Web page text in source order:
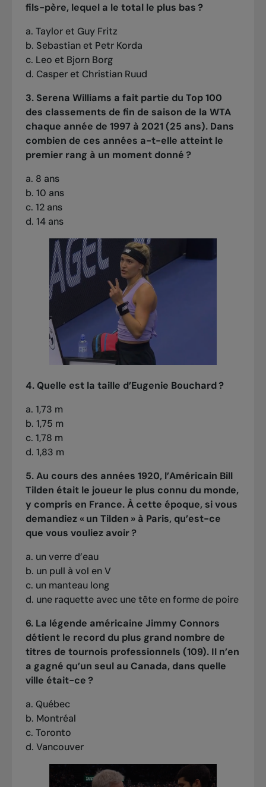
fils-père, lequel a le total le plus bas ?
a. Taylor et Guy Fritz
b. Sebastian et Petr Korda
c. Leo et Bjorn Borg
d. Casper et Christian Ruud
3. Serena Williams a fait partie du Top 100
des classements de fin de saison de la WTA
chaque année de 1997 à 2021 (25 ans). Dans
combien de ces années a-t-elle atteint le
premier rang à un moment donné ?
a. 8 ans
b. 10 ans
c. 12 ans
d. 14 ans
4. Quelle est la taille d’Eugenie Bouchard ?
a. 1,73 m
b. 1,75 m
c. 1,78 m
d. 1,83 m
5. Au cours des années 1920, l’Américain Bill
Tilden était le joueur le plus connu du monde,
y compris en France. À cette époque, si vous
demandiez « un Tilden » à Paris, qu’est-ce
que vous vouliez avoir ?
a. un verre d’eau
b. un pull à vol en V
c. un manteau long
d. une raquette avec une tête en forme de poire
6. La légende américaine Jimmy Connors
détient le record du plus grand nombre de
titres de tournois professionnels (109). Il n’en
a gagné qu’un seul au Canada, dans quelle
ville était-ce ?
a. Québec
b. Montréal
c. Toronto
d. Vancouver